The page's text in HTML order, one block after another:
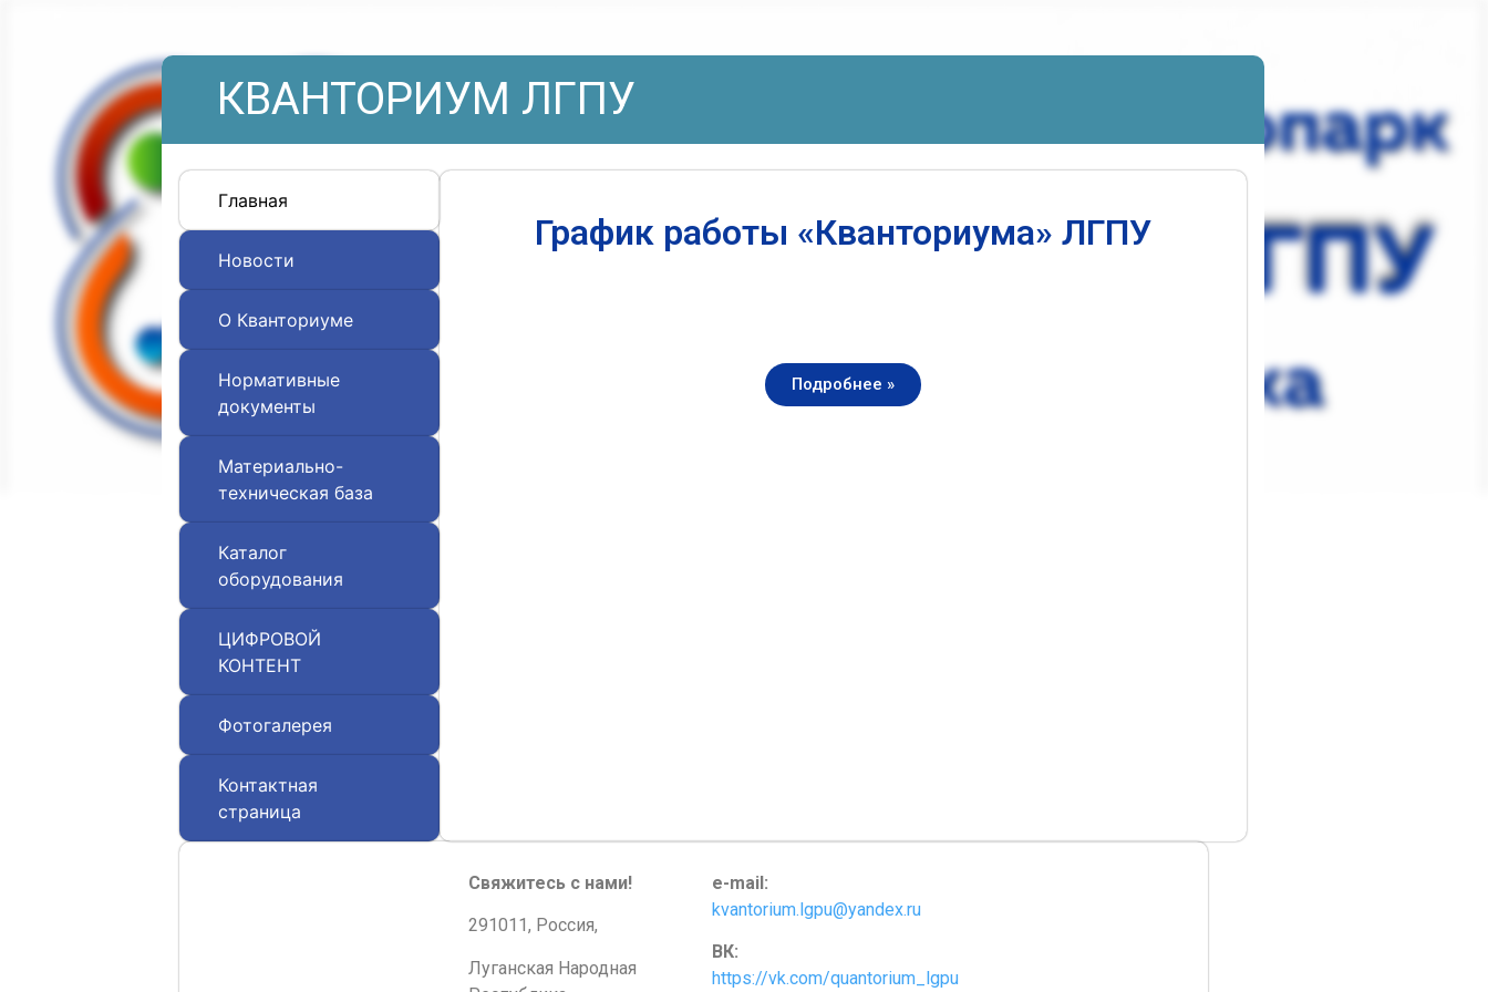
КВАНТОРИУМ ЛГПУ
Главная
Новости
О Кванториуме
Нормативные
документы
Материально-
техническая база
Каталог
оборудования
ЦИФРОВОЙ
КОНТЕНТ
Фотогалерея
Контактная
страница
График работы «Кванториума» ЛГПУ
Подробнее »
Свяжитесь с нами!
291011, Россия,
Луганская Народная
e-mail:
kvantorium.lgpu@yandex.ru
ВК:
https://vk.com/quantorium_lgpu